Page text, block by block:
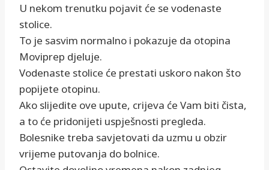
U nekom trenutku pojavit će se vodenaste
stolice.
To je sasvim normalno i pokazuje da otopina
Moviprep djeluje.
Vodenaste stolice će prestati uskoro nakon što
popijete otopinu.
Ako slijedite ove upute, crijeva će Vam biti čista,
a to će pridonijeti uspješnosti pregleda.
Bolesnike treba savjetovati da uzmu u obzir
vrijeme putovanja do bolnice.